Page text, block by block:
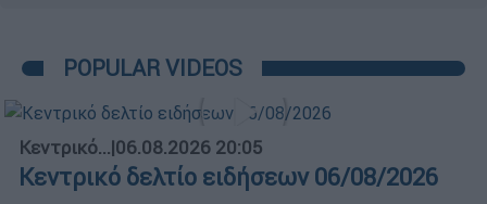
POPULAR VIDEOS
Κεντρικό...|06.08.2026 20:05
Κεντρικό δελτίο ειδήσεων 06/08/2026